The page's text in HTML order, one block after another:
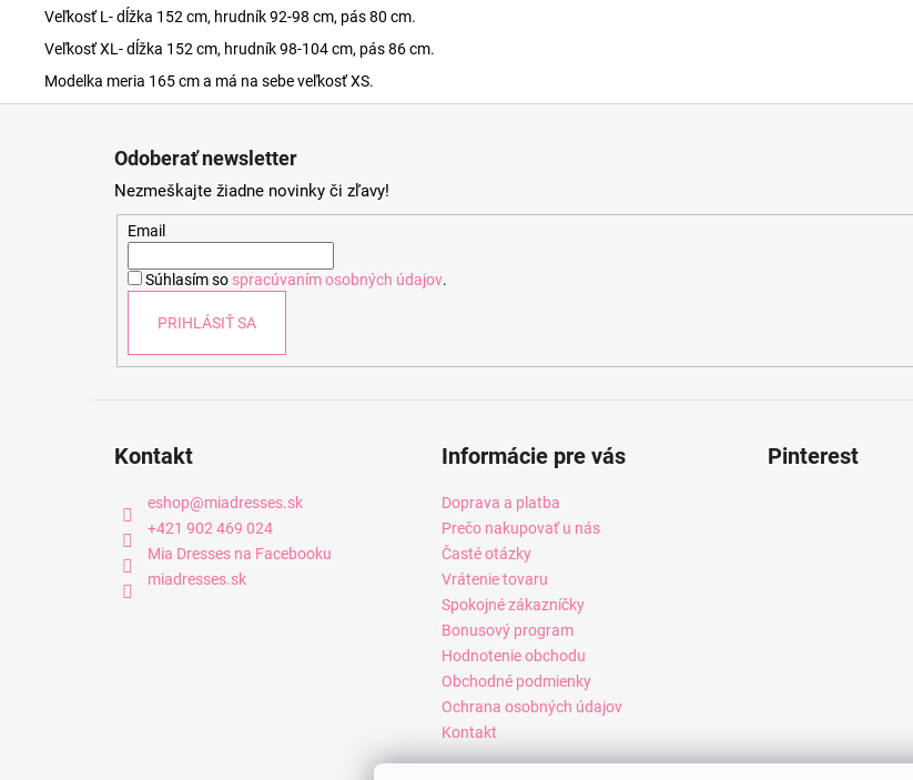
Veľkosť L- dĺžka 152 cm, hrudník 92-98 cm, pás 80 cm.
Veľkosť XL- dĺžka 152 cm, hrudník 98-104 cm, pás 86 cm.
Modelka meria 165 cm a má na sebe veľkosť XS.
Odoberať newsletter
Nezmeškajte žiadne novinky či zľavy!
Email
Súhlasím so spracúvaním osobných údajov.
PRIHLÁSIŤ SA
Kontakt
eshop@miadresses.sk
+421 902 469 024
Mia Dresses na Facebooku
miadresses.sk
Informácie pre vás
Doprava a platba
Prečo nakupovať u nás
Časté otázky
Vrátenie tovaru
Spokojné zákazníčky
Bonusový program
Hodnotenie obchodu
Obchodné podmienky
Ochrana osobných údajov
Kontakt
Pinterest